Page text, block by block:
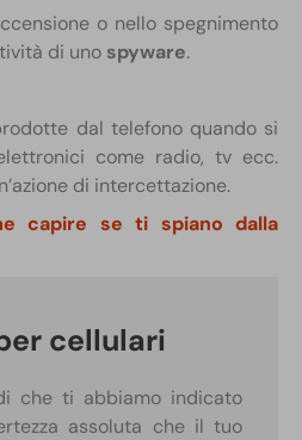
o nello spegnimento
di uno spyware.
dal telefono quando si
come radio, tv ecc.
di intercettazione.
capire se ti spiano dalla
cellulari
che ti abbiamo indicato
assoluta che il tuo